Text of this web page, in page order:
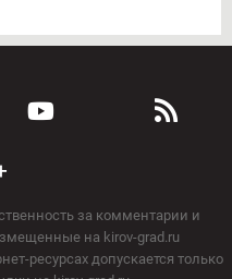
за комментарии и
на kirov-grad.ru
ресурсах допускается только